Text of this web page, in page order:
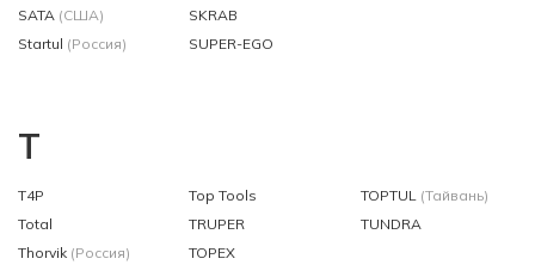
SATA (США)
Startul (Россия)
SKRAB
SUPER-EGO
T
T4P
Total
Thorvik (Россия)
Top Tools
TRUPER
TOPEX
TOPTUL (Тайвань)
TUNDRA